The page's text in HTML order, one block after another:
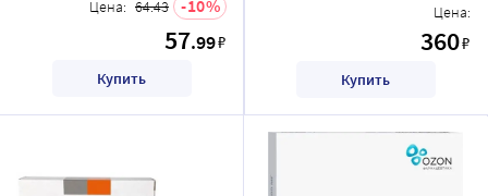
Цена: 64.43 10
57.99₽
Купить
Цена:
360₽
Купить